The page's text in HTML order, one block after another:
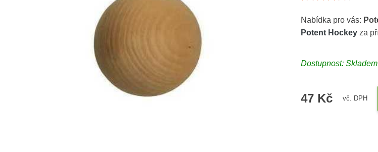
Nabídka pro vás:
Potent Hockey za
Dostupnost:
47 Kč vč. DPH